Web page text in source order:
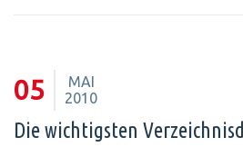
05
MAI
2010
Die wichtigsten